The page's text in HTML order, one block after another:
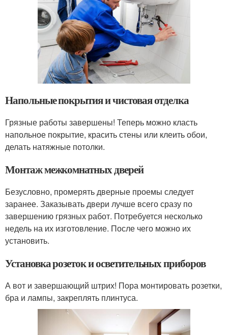
Напольные покрытия и чистовая отделка
Грязные работы завершены! Теперь можно класть
напольное покрытие, красить стены или клеить обои,
делать натяжные потолки.
Монтаж межкомнатных дверей
Безусловно, промерять дверные проемы следует
заранее. Заказывать двери лучше всего сразу по
завершению грязных работ. Потребуется несколько
недель на их изготовление. После чего можно их
установить.
Установка розеток и осветительных приборов
А вот и завершающий штрих! Пора монтировать розетки,
бра и лампы, закреплять плинтуса.